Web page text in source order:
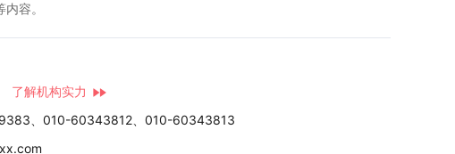
容。
了解机构实力
、010-60343812、010-60343813